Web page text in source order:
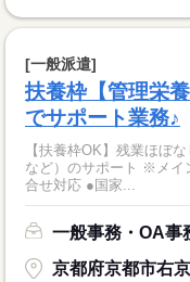
[一般派遣]
扶養枠【管理栄
でサポート業務♪
【扶養枠OK】残業ほぼなし☆大学事務 ●学
など）のサポート ※メイ
合せ対応 ●国家...
一般事務・OA事
京都府京都市右